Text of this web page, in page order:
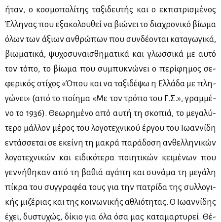
ήταν, ο κο­σμο­πο­λί­της τα­ξι­δευ­τής και ο εκ­πα­τρι­σμέ­νος
Έλ­λη­νας που εξα­κο­λου­θεί να βιώ­νει το δια­χρο­νι­κό βί­ω­μα
όλων των άξιων αν­θρώ­πων που συν­δέ­ο­νται κα­τα­γω­γι­κά,
βιω­μα­τι­κά, ψυ­χο­συ­ναι­σθη­μα­τι­κά και γλωσ­σι­κά με αυ­τό
τον τό­πο, το βί­ω­μα που συ­μπυ­κνώ­νει ο πε­ρί­φη­μος σε­
φε­ρι­κός στί­χος «Όπου και να τα­ξι­δέ­ψω η Ελ­λά­δα με πλη­
γώ­νει» (από το ποί­η­μα «Με τον τρό­πο του Γ.Σ.», γραμ­μέ­
νο το 1936). Θε­ω­ρη­μέ­νο από αυ­τή τη σκο­πιά, το με­γα­λύ­
τε­ρο μάλ­λον μέ­ρος του λο­γο­τε­χνι­κού έρ­γου του Ιω­αν­νί­δη
εντάσ­σε­ται σε εκεί­νη τη μα­κρά πα­ρά­δο­ση αν­θελ­λη­νι­κών
λο­γο­τε­χνι­κών και ει­δι­κό­τε­ρα ποι­η­τι­κών κει­μέ­νων που
γεν­νή­θη­καν από τη βα­θιά αγά­πη και συ­νά­μα τη με­γά­λη
πί­κρα του συγ­γρα­φέα τους για την πα­τρί­δα της συλ­λο­γι­
κής μι­ζέ­ριας και της κοι­νω­νι­κής αθλιό­τη­τας. Ο Ιω­αν­νί­δης
έχει, δυ­στυ­χώς, δί­κιο για όλα όσα μας κα­τα­μαρ­τυ­ρεί. Θέ­